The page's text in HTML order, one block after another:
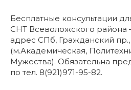
Бесплатные консультации
СНТ Всеволожского района
адрес СПб, Гражданский пр.,
(м.Академическая,
Мужества). Обязательна
по тел. 8(921)971-95-82.